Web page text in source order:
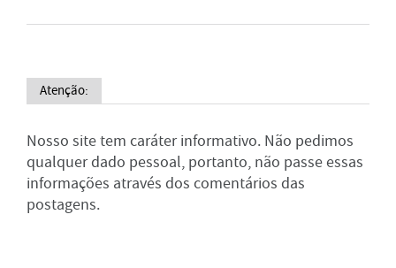
Atenção:
Nosso site tem caráter informativo. Não pedimos
qualquer dado pessoal, portanto, não passe essas
informações através dos comentários das
postagens.